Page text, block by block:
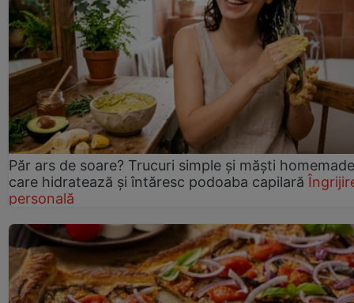
Păr ars de soare? Trucuri simple și măști homemade
care hidratează și întăresc podoaba capilară
personală